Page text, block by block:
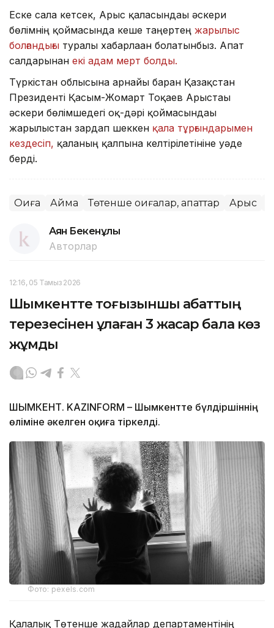
Еске сала кетсек, Арыс қаласындағы әскери
бөлімнің қоймасында кеше таңертең жарылыс
болғандығы туралы хабарлаған болатынбыз. Апат
салдарынан екі адам мерт болды.
Түркістан облысына арнайы барған Қазақстан
Президенті Қасым-Жомарт Тоқаев Арыстағы
әскери бөлімшедегі оқ-дәрі қоймасындағы
жарылыстан зардап шеккен қала тұрғындарымен
кездесіп, қаланың қалпына келтірілетініне уәде
берді.
Оқиға Аймақ Төтенше оқиғалар, апаттар Арыс
Аян Бекенұлы
Авторлар
12:16, 05 Тамыз 2026
Шымкентте тоғызыншы қабаттың
терезесінен құлаған 3 жасар бала көз
жұмды
ШЫМКЕНТ. KAZINFORM – Шымкентте бүлдіршіннің
өліміне әкелген оқиға тіркелді.
Фото: pexels.com
Қалалық Төтенше жағдайлар департаментінің